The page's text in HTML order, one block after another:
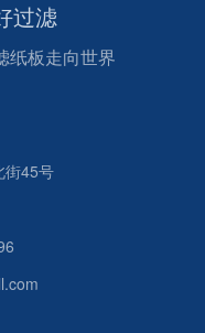
过滤
纸板走向世界
街45号